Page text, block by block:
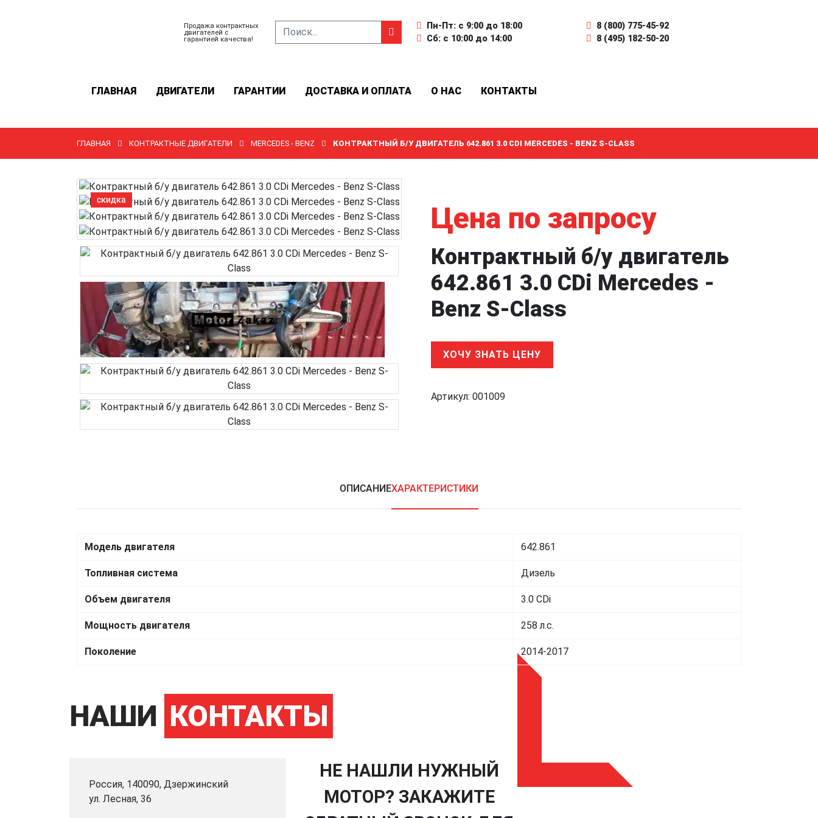
Продажа контрактных
двигателей с
гарантией качества!
Пн-Пт: с 9:00 до 18:00
Сб: с 10:00 до 14:00
8 (800) 775-45-92
8 (495) 182-50-20
ГЛАВНАЯ ДВИГАТЕЛИ ГАРАНТИИ ДОСТАВКА И ОПЛАТА О НАС КОНТАКТЫ
ГЛАВНАЯ КОНТРАКТНЫЕ ДВИГАТЕЛИ MERCEDES - BENZ КОНТРАКТНЫЙ Б/У ДВИГАТЕЛЬ 642.861 3.0 CDI MERCEDES - BENZ S-CLASS
скидка
Цена по запросу
Контрактный б/у двигатель
642.861 3.0 CDi Mercedes -
Benz S-Class
ХОЧУ ЗНАТЬ ЦЕНУ
Артикул: 001009
ОПИСАНИЕХАРАКТЕРИСТИКИ
Модель двигателя 642.861
Топливная система Дизель
Объем двигателя 3.0 CDi
Мощность двигателя 258 л.с.
Поколение 2014-2017
НАШИ КОНТАКТЫ
Россия, 140090, Дзержинский
ул. Лесная, 36
НЕ НАШЛИ НУЖНЫЙ
МОТОР? ЗАКАЖИТЕ